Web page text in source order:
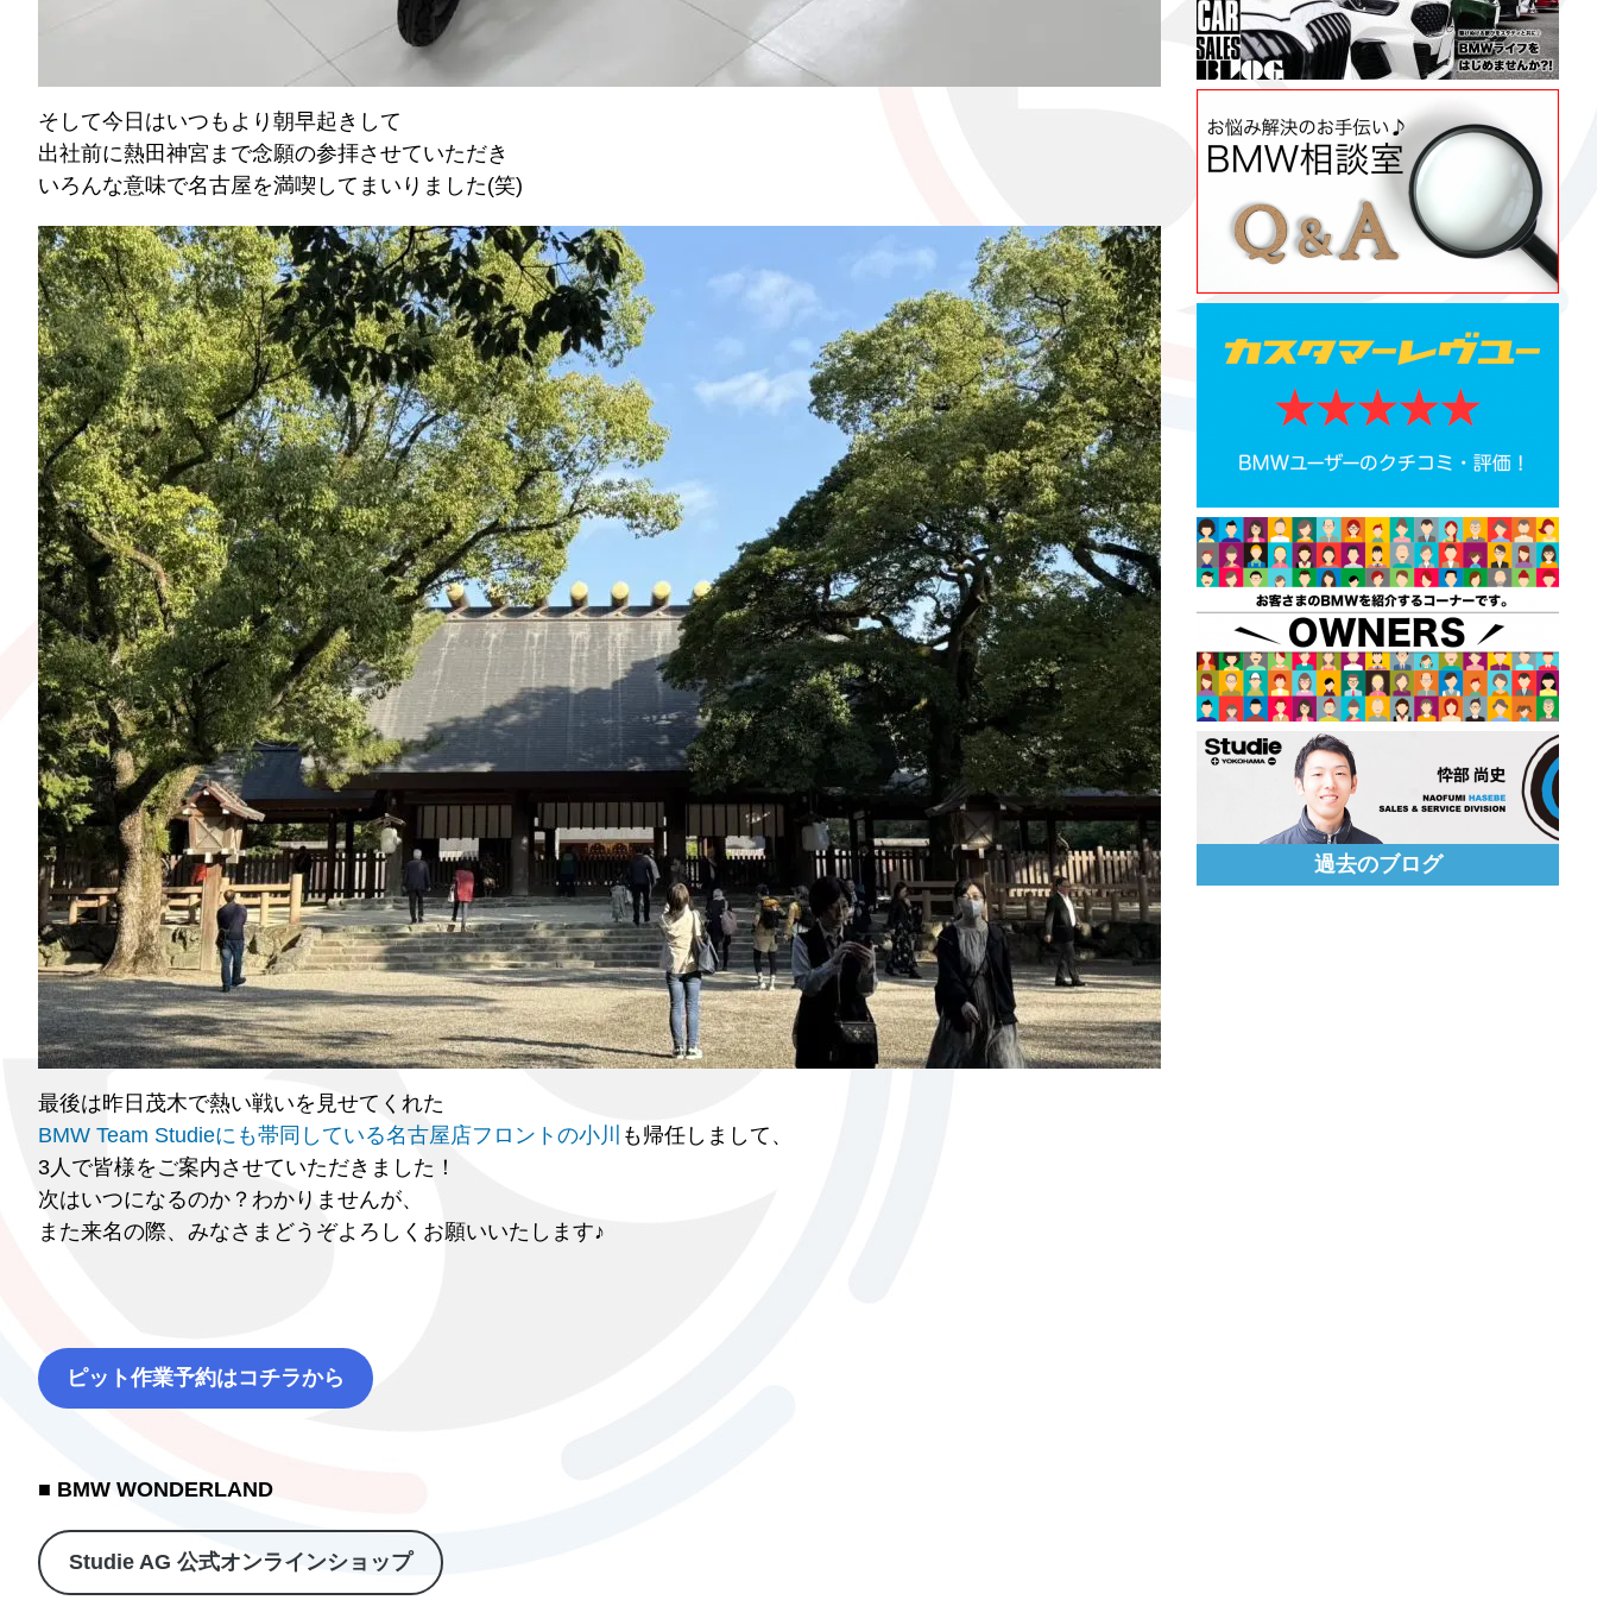
そして今日はいつもより朝早起きして
出社前に熱田神宮まで念願の参拝させていただき
いろんな意味で名古屋を満喫してまいりました(笑)
最後は昨日茂木で熱い戦いを見せてくれた
BMW Team Studieにも帯同している名古屋店フロントの小川 も帰任しまして、
3人で皆様をご案内させていただきました！
次はいつになるのか？わかりませんが、
また来名の際、みなさまどうぞよろしくお願いいたします♪
ピット作業予約はコチラから
■ BMW WONDERLAND
Studie AG 公式オンラインショップ
過去のブログ